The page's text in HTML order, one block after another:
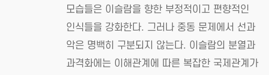
모습들은 이슬람을 향한 부정적이고 편향적인
인식들을 강화한다. 그러나 중동 문제에서 선과
악은 명백히 구분되지 않는다. 이슬람의 분열과
과격화에는 이해관계에 따른 복잡한 국제관계가